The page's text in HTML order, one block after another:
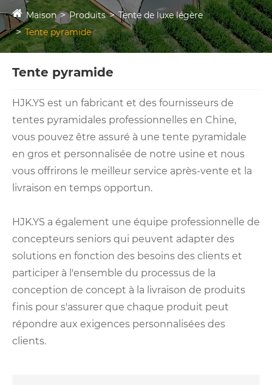
Maison Produits
Tente de luxe légère
Tente pyramide
Tente pyramide
HJK.YS est un fabricant et des fournisseurs de
tentes pyramidales professionnelles en Chine,
vous pouvez être assuré à une tente pyramidale
en gros et personnalisée de notre usine et nous
vous offrirons le meilleur service après-vente et la
livraison en temps opportun.
HJK.YS a également une équipe professionnelle de
concepteurs seniors qui peuvent adapter des
solutions en fonction des besoins des clients et
participer à l'ensemble du processus de la
conception de concept à la livraison de produits
finis pour s'assurer que chaque produit peut
répondre aux exigences personnalisées des
clients.